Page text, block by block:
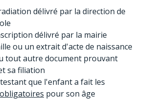
délivré par la direction de
délivré par la mairie
ou un extrait d'acte de naissance
tout autre document prouvant
sa filiation
que l'enfant a fait les
pour son âge